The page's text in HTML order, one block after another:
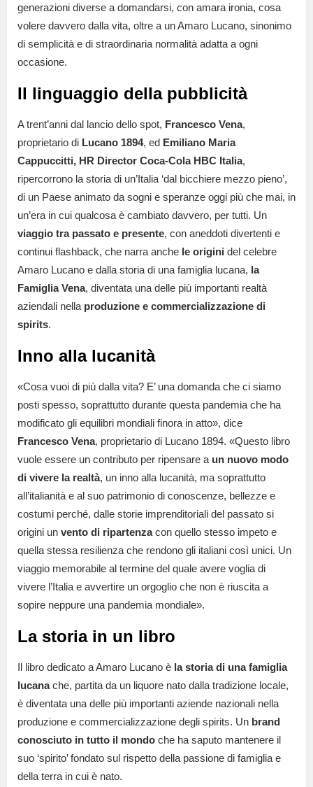
generazioni diverse a domandarsi, con amara ironia, cosa
volere davvero dalla vita, oltre a un Amaro Lucano, sinonimo
di semplicità e di straordinaria normalità adatta a ogni
occasione.
Il linguaggio della pubblicità
A trent’anni dal lancio dello spot, Francesco Vena,
proprietario di Lucano 1894, ed Emiliano Maria
Cappuccitti, HR Director Coca-Cola HBC Italia,
ripercorrono la storia di un’Italia ‘dal bicchiere mezzo pieno’,
di un Paese animato da sogni e speranze oggi più che mai, in
un’era in cui qualcosa è cambiato davvero, per tutti. Un
viaggio tra passato e presente, con aneddoti divertenti e
continui flashback, che narra anche le origini del celebre
Amaro Lucano e dalla storia di una famiglia lucana, la
Famiglia Vena, diventata una delle più importanti realtà
aziendali nella produzione e commercializzazione di
spirits.
Inno alla lucanità
«Cosa vuoi di più dalla vita? E’ una domanda che ci siamo
posti spesso, soprattutto durante questa pandemia che ha
modificato gli equilibri mondiali finora in atto», dice
Francesco Vena, proprietario di Lucano 1894. «Questo libro
vuole essere un contributo per ripensare a un nuovo modo
di vivere la realtà, un inno alla lucanità, ma soprattutto
all’italianità e al suo patrimonio di conoscenze, bellezze e
costumi perché, dalle storie imprenditoriali del passato si
origini un vento di ripartenzacon quello stesso impeto e
quella stessa resilienza che rendono gli italiani così unici. Un
viaggio memorabile al termine del quale avere voglia di
vivere l’Italia e avvertire un orgoglio che non è riuscita a
sopire neppure una pandemia mondiale».
La storia in un libro
Il libro dedicato a Amaro Lucano è la storia di una famiglia
lucanache, partita da un liquore nato dalla tradizione locale,
è diventata una delle più importanti aziende nazionali nella
produzione e commercializzazione degli spirits. Un brand
conosciuto in tutto il mondo che ha saputo mantenere il
suo ‘spirito’ fondato sul rispetto della passione di famiglia e
della terra in cui è nato.